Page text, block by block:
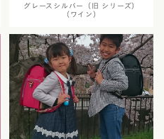
グレースシルバー（旧 シリーズ）
（ワイン）